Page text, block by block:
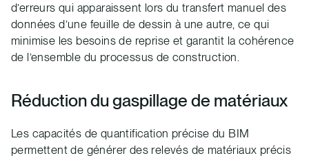
d’erreurs qui apparaissent lors du transfert manuel des
données d’une feuille de dessin à une autre, ce qui
minimise les besoins de reprise et garantit la cohérence
de l’ensemble du processus de construction.
Réduction du gaspillage de matériaux
Les capacités de quantification précise du BIM
permettent de générer des relevés de matériaux précis